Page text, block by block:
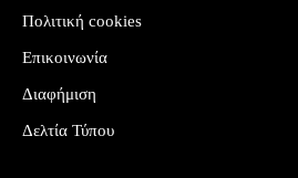
Πολιτική cookies
Επικοινωνία
Διαφήμιση
Δελτία Τύπου